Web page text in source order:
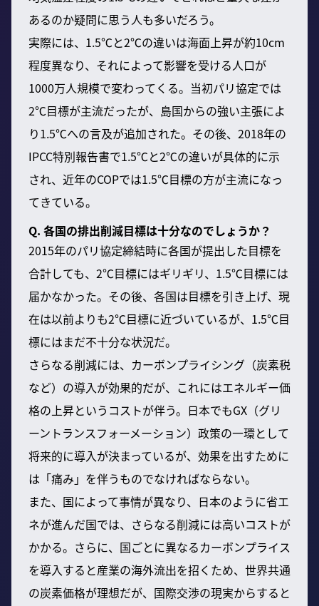
あるのか疑問に思う人も多いだろう。
実際には、1.5℃と2℃の違いは海面上昇が約10cm
程度異なり、それによって影響を受ける人口が
1000万人規模で変わってくる。当初パリ協定では
2℃目標が主流だったが、島国からの強い主張によ
り1.5℃への言及が追加された。その後、2018年の
IPCC特別報告書で1.5℃と2℃の違いが具体的に示
され、近年のCOPでは1.5℃目標の方が主流になっ
てきている。
Q. 各国の排出削減目標は十分なのでしょうか？
2015年のパリ協定締結時に各国が提出した目標を
合計しても、2℃目標にはギリギリ、1.5℃目標には
届かなかった。その後、各国は目標を引き上げ、現
在は以前よりも2℃目標に近づいているが、1.5℃目
標にはまだ不十分な状況だ。
さらなる削減には、カーボンプライシング（炭素税
など）の導入が効果的だが、これにはエネルギー価
格の上昇というコストが伴う。日本でもGX（グリ
ーントランスフォーメーション）政策の一環として
将来的に導入が決まっているが、効果を出すために
は「痛み」を伴うものでなければならない。
また、国によって事情が異なり、日本のように省エ
ネが進んだ国では、さらなる削減には高いコストが
かかる。さらに、国ごとに異なるカーボンプライス
を導入すると産業の海外流出を招くため、世界共通
の炭素価格が理想だが、国際交渉の現実からすると